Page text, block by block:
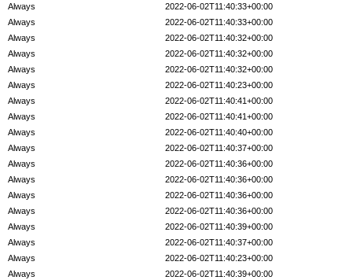
2022-06-02T11:40:33+00:00
Always
2022-06-02T11:40:33+00:00
Always
2022-06-02T11:40:32+00:00
Always
2022-06-02T11:40:32+00:00
Always
2022-06-02T11:40:32+00:00
Always
2022-06-02T11:40:23+00:00
Always
2022-06-02T11:40:41+00:00
Always
2022-06-02T11:40:41+00:00
Always
2022-06-02T11:40:40+00:00
Always
2022-06-02T11:40:37+00:00
Always
2022-06-02T11:40:36+00:00
Always
2022-06-02T11:40:36+00:00
Always
2022-06-02T11:40:36+00:00
Always
2022-06-02T11:40:36+00:00
Always
2022-06-02T11:40:39+00:00
Always
2022-06-02T11:40:37+00:00
Always
2022-06-02T11:40:23+00:00
Always
2022-06-02T11:40:39+00:00
Always